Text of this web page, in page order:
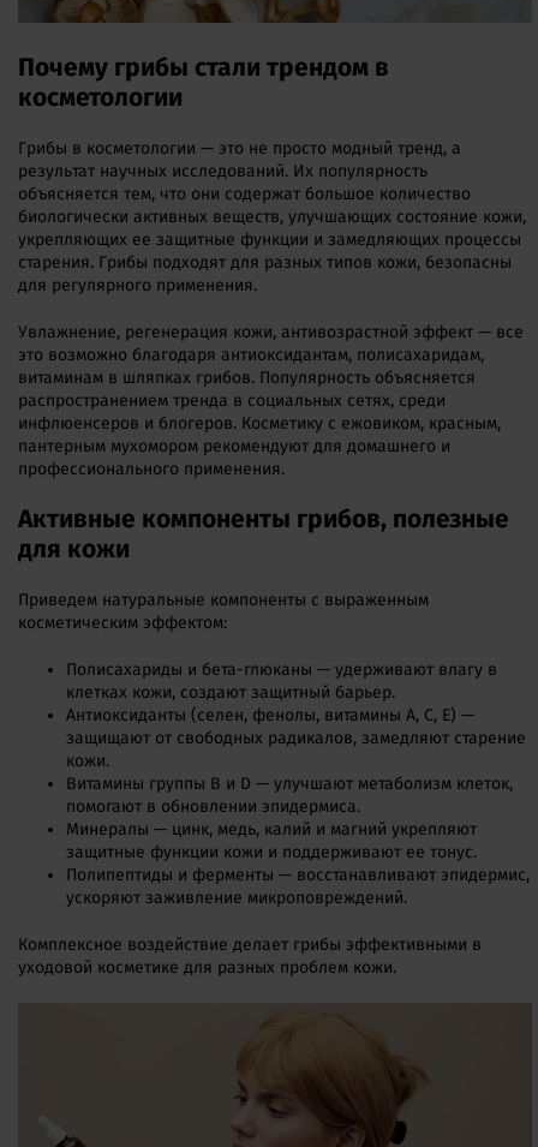
Почему грибы стали трендом в
косметологии
Грибы в косметологии — это не просто модный тренд, а
результат научных исследований. Их популярность
объясняется тем, что они содержат большое количество
биологически активных веществ, улучшающих состояние кожи,
укрепляющих ее защитные функции и замедляющих процессы
старения. Грибы подходят для разных типов кожи, безопасны
для регулярного применения.
Увлажнение, регенерация кожи, антивозрастной эффект — все
это возможно благодаря антиоксидантам, полисахаридам,
витаминам в шляпках грибов. Популярность объясняется
распространением тренда в социальных сетях, среди
инфлюенсеров и блогеров. Косметику с ежовиком, красным,
пантерным мухомором рекомендуют для домашнего и
профессионального применения.
Активные компоненты грибов, полезные
для кожи
Приведем натуральные компоненты с выраженным
косметическим эффектом:
Полисахариды и бета-глюканы — удерживают влагу в
клетках кожи, создают защитный барьер.
Антиоксиданты (селен, фенолы, витамины A, C, E) —
защищают от свободных радикалов, замедляют старение
кожи.
Витамины группы B и D — улучшают метаболизм клеток,
помогают в обновлении эпидермиса.
Минералы — цинк, медь, калий и магний укрепляют
защитные функции кожи и поддерживают ее тонус.
Полипептиды и ферменты — восстанавливают эпидермис,
ускоряют заживление микроповреждений.
Комплексное воздействие делает грибы эффективными в
уходовой косметике для разных проблем кожи.